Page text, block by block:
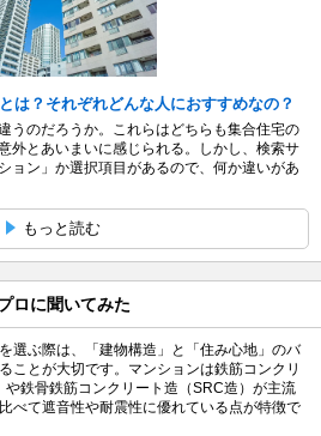
は？それぞれどんな人におすすめなの？
うのだろうか。これらはどちらも集合住宅の
外とあいまいに感じられる。しかし、検索サ
ョン」か選択項目があるので、何か違いがあ
もっと読む
ロに聞いてみた
選ぶ際は、「建物構造」と「住み心地」のバ
ことが大切です。マンションは鉄筋コンクリ
や鉄骨鉄筋コンクリート造（SRC造）が主流
べて遮音性や耐震性に優れている点が特徴で